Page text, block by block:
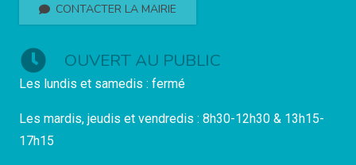
CONTACTER LA MAIRIE
OUVERT AU PUBLIC
Les lundis et samedis : fermé
Les mardis, jeudis et vendredis : 8h30-12h30 & 13h15-
17h15